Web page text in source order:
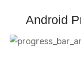
Android